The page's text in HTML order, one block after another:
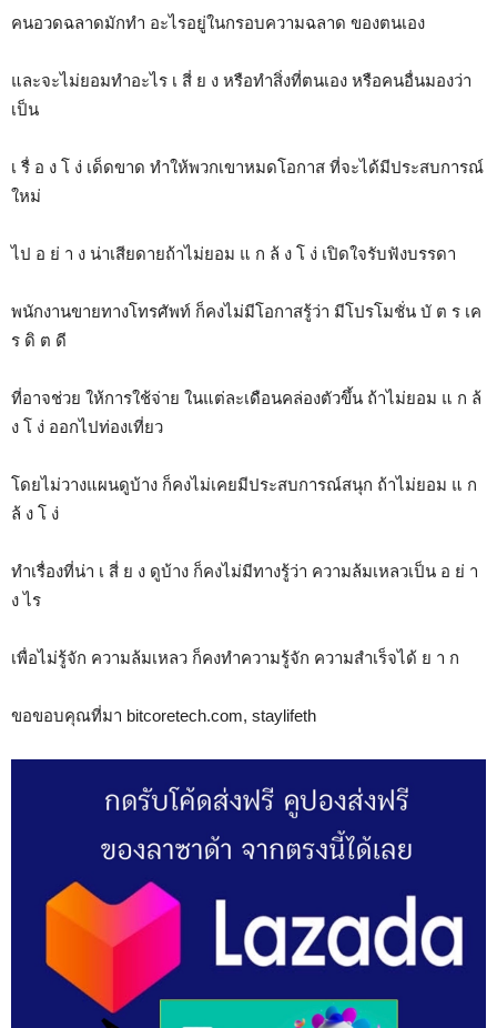
คนอวดฉลาดมักทำ อะไรอยู่ในกรอบความฉลาด ของตนเอง
และจะไม่ยอมทำอะไร เ สี่ ย ง หรือทำสิ่งที่ตนเอง หรือคนอื่นมองว่า
เป็น
เ รื่ อ ง โ ง่ เด็ดขาด ทำให้พวกเขาหมดโอกาส ที่จะได้มีประสบการณ์
ใหม่
ไป อ ย่ า ง น่าเสียดายถ้าไม่ยอม แ ก ล้ ง โ ง่ เปิดใจรับฟังบรรดา
พนักงานขายทางโทรศัพท์ ก็คงไม่มีโอกาสรู้ว่า มีโปรโมชั่น บั ต ร เค
ร ดิ ต ดี
ที่อาจช่วย ให้การใช้จ่าย ในแต่ละเดือนคล่องตัวขึ้น ถ้าไม่ยอม แ ก ล้
ง โ ง่ ออกไปท่องเที่ยว
โดยไม่วางแผนดูบ้าง ก็คงไม่เคยมีประสบการณ์สนุก ถ้าไม่ยอม แ ก
ล้ ง โ ง่
ทำเรื่องที่น่า เ สี่ ย ง ดูบ้าง ก็คงไม่มีทางรู้ว่า ความล้มเหลวเป็น อ ย่ า
ง ไร
เพื่อไม่รู้จัก ความล้มเหลว ก็คงทำความรู้จัก ความสำเร็จได้ ย า ก
ขอขอบคุณที่มา bitcoretech.com, staylifeth